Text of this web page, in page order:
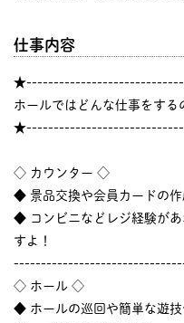
仕事内容
ホールではどんな仕事をする
◇ カウンター ◇
◆ 景品交換や会員カードの
◆ コンビニなどレジ経験があ
すよ！
◇ ホール ◇
◆ ホールの巡回や簡単な遊